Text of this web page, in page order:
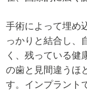
手術によって埋め
っかりと結合し、
く、残っている健
の歯と見間違うほ
す。インプラント